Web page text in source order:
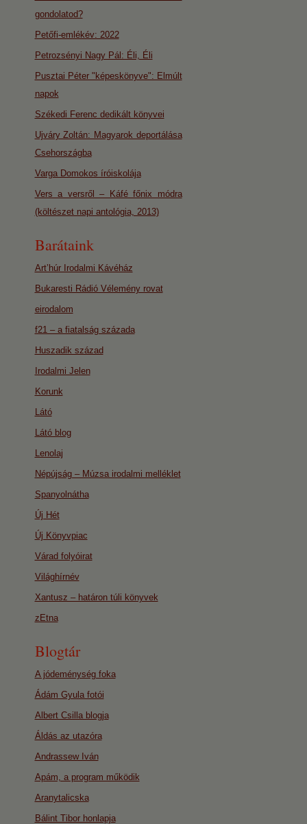
gondolatod?
Petőfi-emlékév: 2022
Petrozsényi Nagy Pál: Éli, Éli
Pusztai Péter "képeskönyve": Elmúlt
napok
Székedi Ferenc dedikált könyvei
Ujváry Zoltán: Magyarok deportálása
Csehországba
Varga Domokos íróiskolája
Vers a versről – Káfé főnix módra
(költészet napi antológia, 2013)
Barátaink
Art’húr Irodalmi Kávéház
Bukaresti Rádió Vélemény rovat
eirodalom
f21 – a fiatalság százada
Huszadik század
Irodalmi Jelen
Korunk
Látó
Látó blog
Lenolaj
Népújság – Múzsa irodalmi melléklet
Spanyolnátha
Új Hét
Új Könyvpiac
Várad folyóirat
Világhírnév
Xantusz – határon túli könyvek
zEtna
Blogtár
A jódeménység foka
Ádám Gyula fotói
Albert Csilla blogja
Áldás az utazóra
Andrassew Iván
Apám, a program működik
Aranytalicska
Bálint Tibor honlapja